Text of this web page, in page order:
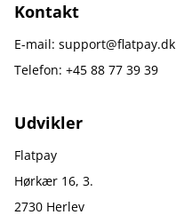
Kontakt
E-mail: support@flatpay.dk
Telefon: +45 88 77 39 39
Udvikler
Flatpay
Hørkær 16, 3.
2730 Herlev